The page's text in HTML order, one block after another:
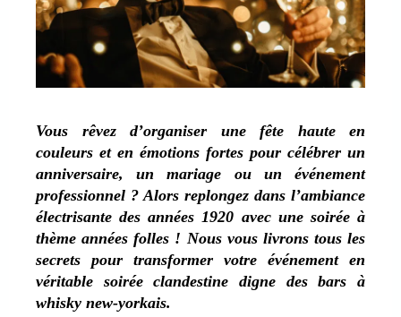
Vous rêvez d’organiser une fête haute en
couleurs et en émotions fortes pour célébrer un
anniversaire, un mariage ou un événement
professionnel ? Alors replongez dans l’ambiance
électrisante des années 1920 avec une soirée à
thème années folles ! Nous vous livrons tous les
secrets pour transformer votre événement en
véritable soirée clandestine digne des bars à
whisky new-yorkais.